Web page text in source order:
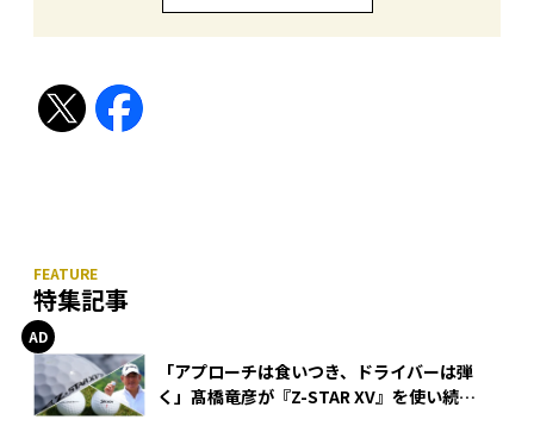
特集記事
「アプローチは食いつき、ドライバーは弾
く」髙橋竜彦が『Z-STAR XV』を使い続け